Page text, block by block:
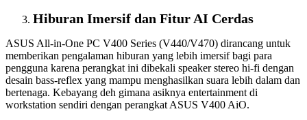
Hiburan Imersif dan Fitur AI Cerdas
ASUS All-in-One PC V400 Series (V440/V470) dirancang untuk
memberikan pengalaman hiburan yang lebih imersif bagi para
pengguna karena perangkat ini dibekali speaker stereo hi-fi dengan
desain bass-reflex yang mampu menghasilkan suara lebih dalam dan
bertenaga. Kebayang deh gimana asiknya entertainment di
workstation sendiri dengan perangkat ASUS V400 AiO.